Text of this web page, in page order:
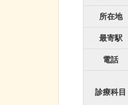
所在地
最寄駅
電話
診療科目